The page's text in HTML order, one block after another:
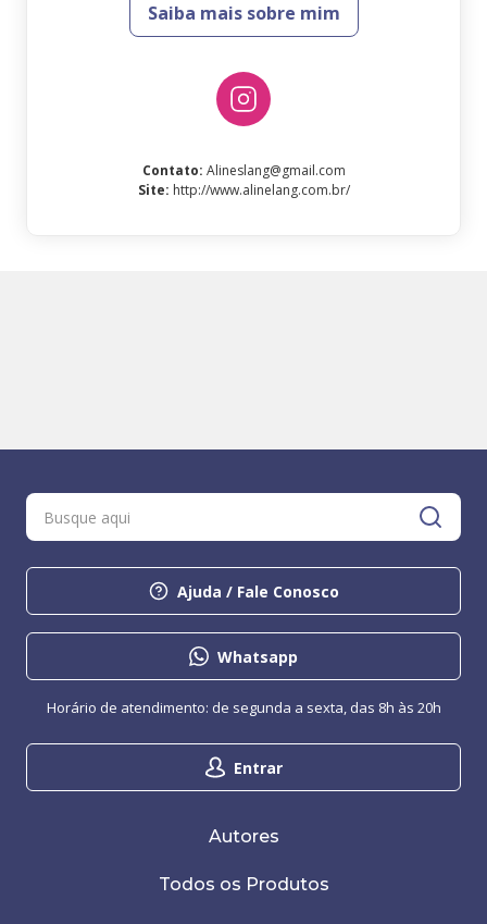
Saiba mais sobre mim
Contato: Alineslang@gmail.com
Site: http://www.alinelang.com.br/
Ajuda / Fale Conosco
Whatsapp
Entrar
Horário de atendimento: de segunda a sexta, das 8h às 20h
Autores
Todos os Produtos